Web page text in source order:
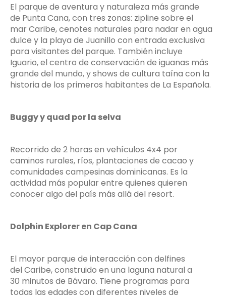
El parque de aventura y naturaleza más grande
de Punta Cana, con tres zonas: zipline sobre el
mar Caribe, cenotes naturales para nadar en agua
dulce y la playa de Juanillo con entrada exclusiva
para visitantes del parque. También incluye
Iguario, el centro de conservación de iguanas más
grande del mundo, y shows de cultura taína con la
historia de los primeros habitantes de La Española.
Buggy y quad por la selva
Recorrido de 2 horas en vehículos 4x4 por
caminos rurales, ríos, plantaciones de cacao y
comunidades campesinas dominicanas. Es la
actividad más popular entre quienes quieren
conocer algo del país más allá del resort.
Dolphin Explorer en Cap Cana
El mayor parque de interacción con delfines
del Caribe, construido en una laguna natural a
30 minutos de Bávaro. Tiene programas para
todas las edades con diferentes niveles de